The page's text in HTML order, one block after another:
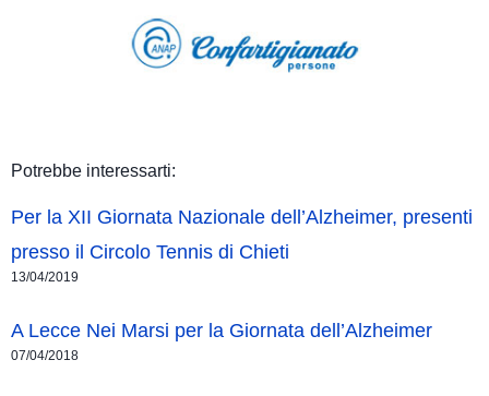
Potrebbe interessarti:
Per la XII Giornata Nazionale dell’Alzheimer, presenti
presso il Circolo Tennis di Chieti
13/04/2019
A Lecce Nei Marsi per la Giornata dell’Alzheimer
07/04/2018